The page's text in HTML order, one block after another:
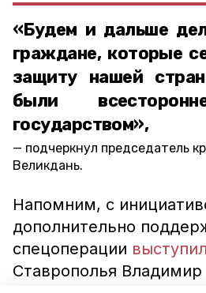
«Будем и дальше
граждане, которые
защиту нашей
были
государством»,
подчеркнул председатель
Великдань.
Напомним, с
дополнительно
спецоперации выступил
Ставрополья